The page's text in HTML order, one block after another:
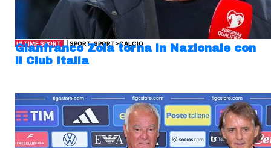
ULTIME SPORT | SPORT, SPORT>CALCIO
Gianfranco Zola torna in Nazionale con
il Club Italia